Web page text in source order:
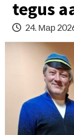
tegus
24. Мар